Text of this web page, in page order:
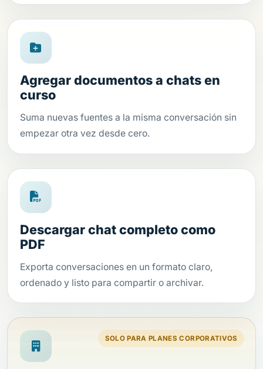
Agregar documentos a chats en
curso
Suma nuevas fuentes a la misma conversación sin
empezar otra vez desde cero.
Descargar chat completo como
PDF
Exporta conversaciones en un formato claro,
ordenado y listo para compartir o archivar.
SOLO PARA PLANES CORPORATIVOS